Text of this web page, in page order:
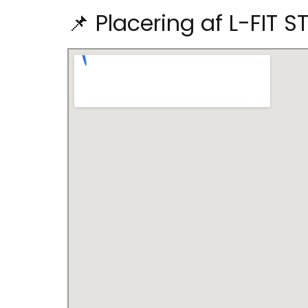
📌 Placering af L-FIT